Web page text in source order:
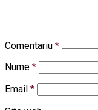
Comentariu *
Nume *
Email *